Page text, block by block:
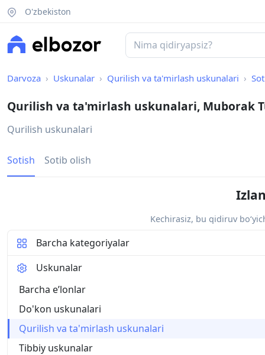
O'zbekiston
Darvoza Uskunalar Qurilish va ta'mirlash uskunalari
Qurilish va ta'mirlash uskunalari, Muborak
Qurilish uskunalari
Sotish Sotib olish
Kechirasiz, bu qidiruv
Barcha kategoriyalar
Uskunalar
Barcha eʼlonlar
Do'kon uskunalari
Qurilish va ta'mirlash uskunalari
Tibbiy uskunalar